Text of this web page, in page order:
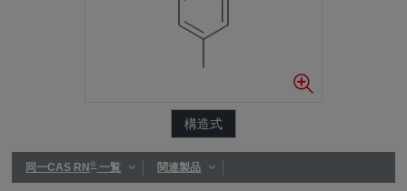
構造式
同一CAS RN®一覧 関連製品